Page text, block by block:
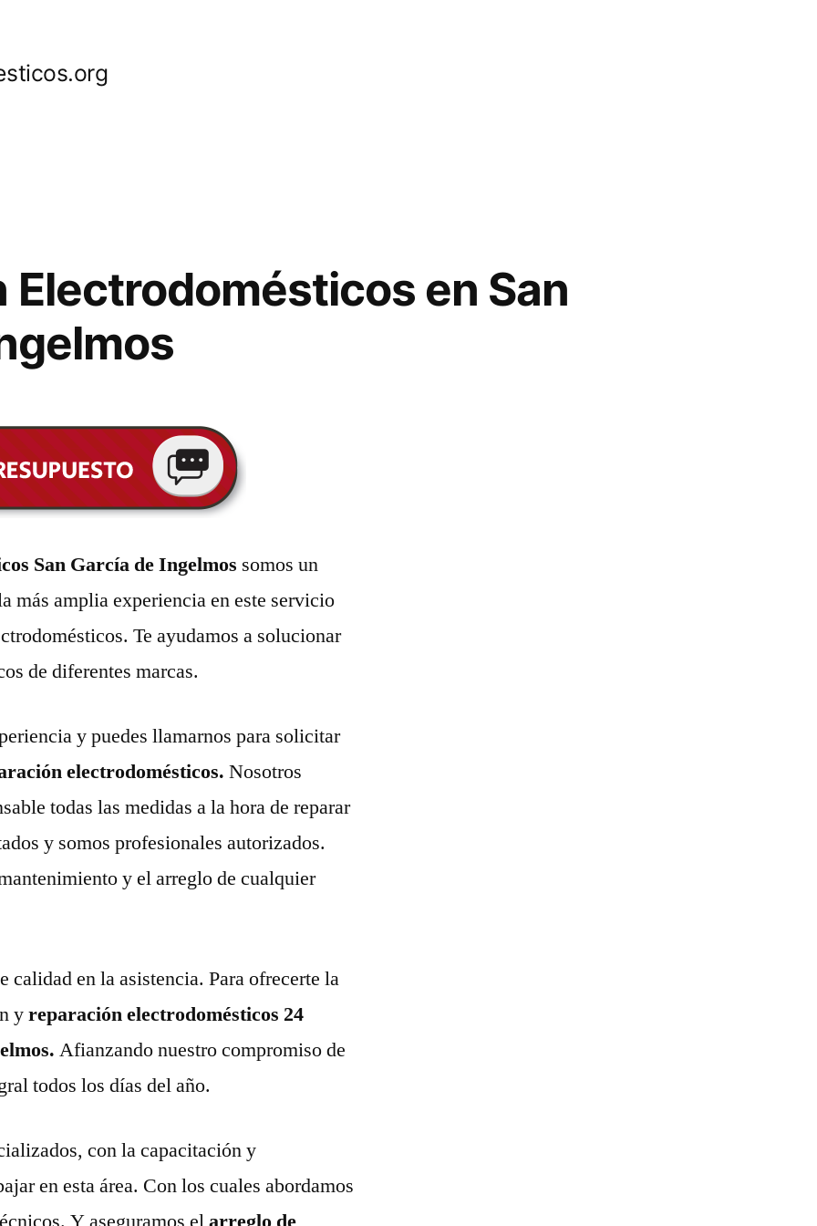
Electrodomésticos en San
San García de Ingelmos somos un
más amplia experiencia en este servicio
Te ayudamos a solucionar
de diferentes marcas.
y puedes llamarnos para solicitar
electrodomésticos.Nosotros
todas las medidas a la hora de reparar
y somos profesionales autorizados.
y el arreglo de cualquier
calidad en la asistencia. Para ofrecerte la
yreparación electrodomésticos 24
Afianzando nuestro compromiso de
todos los días del año.
con la capacitación y
en esta área. Con los cuales abordamos